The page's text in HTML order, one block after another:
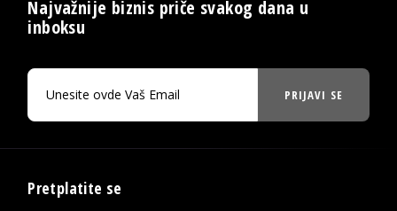
Najvažnije biznis priče svakog dana u
inboksu
PRIJAVI SE
Pretplatite se